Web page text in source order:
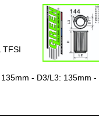
TFSI
- D3/L3: 135mm -